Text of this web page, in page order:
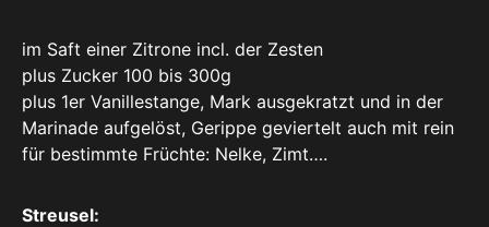
im Saft einer Zitrone incl. der Zesten
plus Zucker 100 bis 300g
plus 1er Vanillestange, Mark ausgekratzt und in der
Marinade aufgelöst, Gerippe geviertelt auch mit rein
für bestimmte Früchte: Nelke, Zimt….
Streusel: